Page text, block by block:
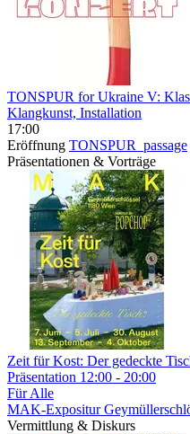
TONSPUR for Ukraine V:
Klangkunst, Installation
17:00
Eröffnung TONSPUR_passage
Präsentationen & Vorträge
Zeit für Kost: Der gedeckte
Präsentation 12:00 - 20:00
Für Alle
MAK-Expositur
Vermittlung & Diskurs